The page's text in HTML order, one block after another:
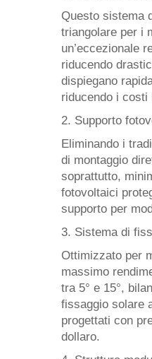
Questo sistema
triangolare per i
un’eccezionale
riducendo
dispiegano
riducendo i costi
2. Supporto
Eliminando i
di montaggio
soprattutto,
fotovoltaici
supporto per
3. Sistema di
Ottimizzato per
massimo
tra 5° e 15°,
fissaggio solare
progettati con
dollaro.